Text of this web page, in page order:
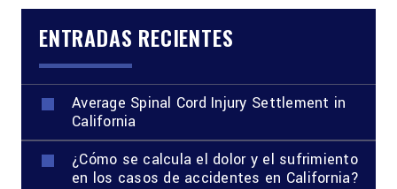
ENTRADAS RECIENTES
Average Spinal Cord Injury Settlement in
California
¿Cómo se calcula el dolor y el sufrimiento
en los casos de accidentes en California?